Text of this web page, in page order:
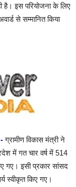
है। इस परियोजना के लिए
से सम्मानित किया
ग्रामीण विकास मंत्री ने
में गत चार वर्ष में 514
गए। इसी प्रकार सांसद
स्वीकृत किए गए।